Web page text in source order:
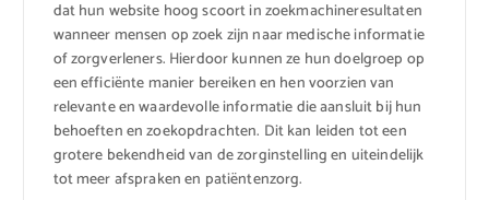
dat hun website hoog scoort in zoekmachineresultaten
wanneer mensen op zoek zijn naar medische informatie
of zorgverleners. Hierdoor kunnen ze hun doelgroep op
een efficiënte manier bereiken en hen voorzien van
relevante en waardevolle informatie die aansluit bij hun
behoeften en zoekopdrachten. Dit kan leiden tot een
grotere bekendheid van de zorginstelling en uiteindelijk
tot meer afspraken en patiëntenzorg.